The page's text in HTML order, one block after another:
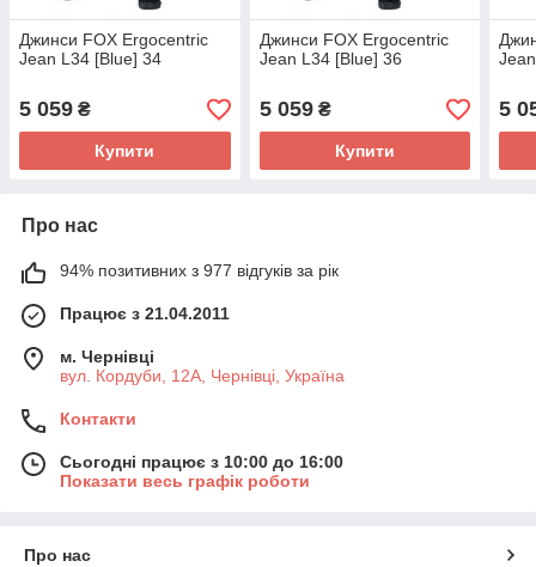
Джинси FOX Ergocentric
Jean L34 [Blue] 34
5 059 ₴
Купити
Джинси FOX Ergocentric
Jean L34 [Blue] 36
5 059₴
Купити
5
Про нас
94% позитивних з 977 відгуків за рік
Працює з 21.04.2011
м. Чернівці
вул. Кордуби, 12А, Чернівці, Україна
Контакти
Сьогодні працює з 10:00 до 16:00
Показати весь графік роботи
Про нас